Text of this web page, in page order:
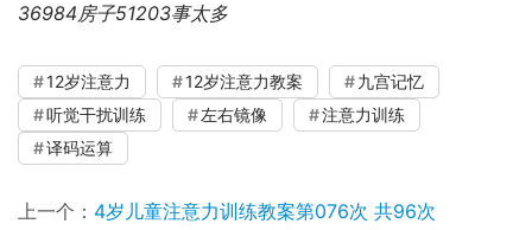
36984房子51203事太多
12岁注意力 12岁注意力教案
九宫记忆
听觉干扰训练
左右镜像
注意力训练
译码运算
上一个： 4岁儿童注意力训练教案第076次 共96次